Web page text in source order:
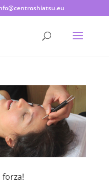
forza!